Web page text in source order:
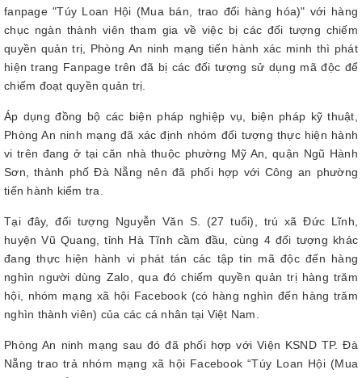
fanpage "Túy Loan Hội (Mua bán, trao đổi hàng hóa)" với hàng
chục ngàn thành viên tham gia về việc bị các đối tượng chiếm
quyền quản trị, Phòng An ninh mạng tiến hành xác minh thì phát
hiện trang Fanpage trên đã bị các đối tượng sử dụng mã độc để
chiếm đoạt quyền quản trị.
Áp dụng đồng bộ các biện pháp nghiệp vụ, biện pháp kỹ thuật,
Phòng An ninh mạng đã xác định nhóm đối tượng thực hiện hành
vi trên đang ở tại căn nhà thuộc phường Mỹ An, quận Ngũ Hành
Sơn, thành phố Đà Nẵng nên đã phối hợp với Công an phường
tiến hành kiểm tra.
Tại đây, đối tượng Nguyễn Văn S. (27 tuổi), trú xã Đức Lĩnh,
huyện Vũ Quang, tỉnh Hà Tĩnh cầm đầu, cùng 4 đối tượng khác
đang thực hiện hành vi phát tán các tập tin mã độc đến hàng
nghìn người dùng Zalo, qua đó chiếm quyền quản trị hàng trăm
hội, nhóm mạng xã hội Facebook (có hàng nghìn đến hàng trăm
nghìn thành viên) của các cá nhân tại Việt Nam.
Phòng An ninh mạng sau đó đã phối hợp với Viện KSND TP. Đà
Nẵng trao trả nhóm mạng xã hội Facebook “Túy Loan Hội (Mua